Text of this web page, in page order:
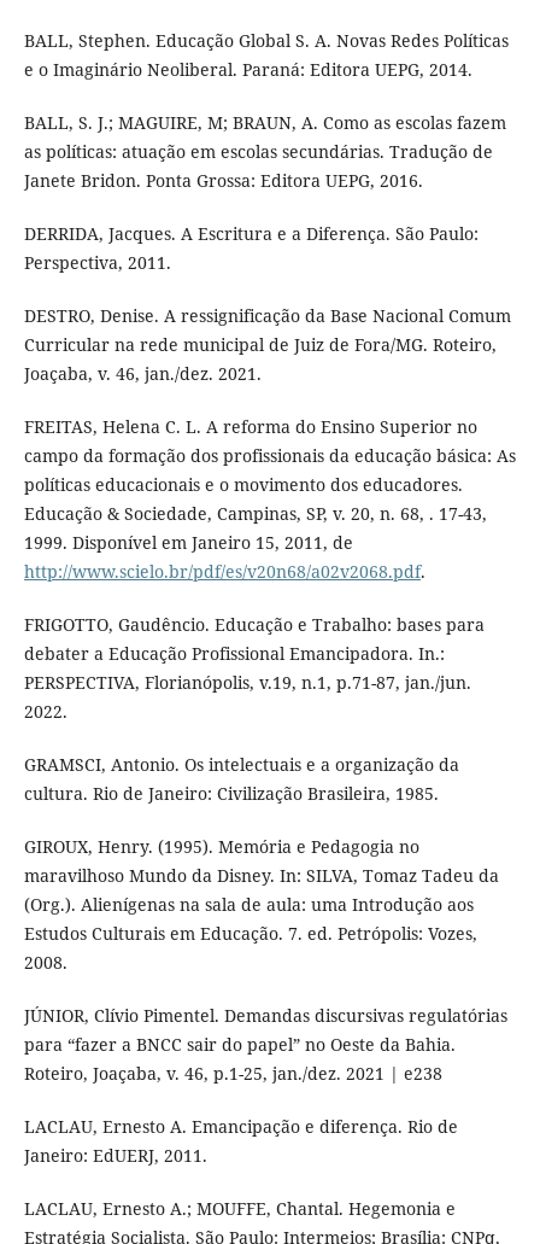
BALL, Stephen. Educação Global S. A. Novas Redes Políticas
e o Imaginário Neoliberal. Paraná: Editora UEPG, 2014.
BALL, S. J.; MAGUIRE, M; BRAUN, A. Como as escolas fazem
as políticas: atuação em escolas secundárias. Tradução de
Janete Bridon. Ponta Grossa: Editora UEPG, 2016.
DERRIDA, Jacques. A Escritura e a Diferença. São Paulo:
Perspectiva, 2011.
DESTRO, Denise. A ressignificação da Base Nacional Comum
Curricular na rede municipal de Juiz de Fora/MG. Roteiro,
Joaçaba, v. 46, jan./dez. 2021.
FREITAS, Helena C. L. A reforma do Ensino Superior no
campo da formação dos profissionais da educação básica: As
políticas educacionais e o movimento dos educadores.
Educação & Sociedade, Campinas, SP, v. 20, n. 68, . 17-43,
1999. Disponível em Janeiro 15, 2011, de
http://www.scielo.br/pdf/es/v20n68/a02v2068.pdf.
FRIGOTTO, Gaudêncio. Educação e Trabalho: bases para
debater a Educação Profissional Emancipadora. In.:
PERSPECTIVA, Florianópolis, v.19, n.1, p.71-87, jan./jun.
2022.
GRAMSCI, Antonio. Os intelectuais e a organização da
cultura. Rio de Janeiro: Civilização Brasileira, 1985.
GIROUX, Henry. (1995). Memória e Pedagogia no
maravilhoso Mundo da Disney. In: SILVA, Tomaz Tadeu da
(Org.). Alienígenas na sala de aula: uma Introdução aos
Estudos Culturais em Educação. 7. ed. Petrópolis: Vozes,
2008.
JÚNIOR, Clívio Pimentel. Demandas discursivas regulatórias
para “fazer a BNCC sair do papel” no Oeste da Bahia.
Roteiro, Joaçaba, v. 46, p.1-25, jan./dez. 2021 | e238
LACLAU, Ernesto A. Emancipação e diferença. Rio de
Janeiro: EdUERJ, 2011.
LACLAU, Ernesto A.; MOUFFE, Chantal. Hegemonia e
Estratégia Socialista. São Paulo: Intermeios; Brasília: CNPq,